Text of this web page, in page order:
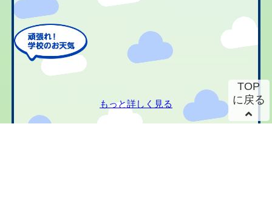
もっと詳しく見る
TOP
に戻る